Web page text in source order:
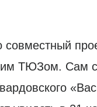
совместный
ТЮЗом. Сам